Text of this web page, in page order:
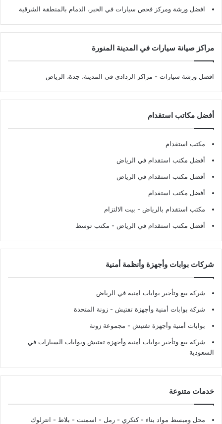
افضل ورشة ومركز فحص سيارات في الخبر، الدمام بالمنطقة الشرقية
مراكز صيانة سيارات في المدينة المنورة
افضل ورشة سيارات - مراكز الردادي في المدينة، جدة، الرياض
أفضل مكاتب استقدام
مكتب استقدام
أفضل مكتب استقدام في الرياض
أفضل مكتب استقدام في الرياض
أفضل مكتب استقدام
مكتب استقدام بالرياض - بيت الالتزام
أفضل مكتب استقدام في الرياض - مكتب توسط
شركات بوابات وأجهزة وأنظمة أمنية
شركة بيع وتأجير بوابات امنية في الرياض
شركة بوابات أمنية وأجهزة تفتيش - زونة المتحدة
بوابات أمنية وأجهزة تفتيش - مجموعة زونة
شركة بيع وتأجير بوابات أمنية وأجهزة تفتيش وبوابات السيارات في
السعودية
خدمات متنوعة
محل ومبسط مواد بناء - كنكري - رمل - اسمنت - بلاط - انترلوك